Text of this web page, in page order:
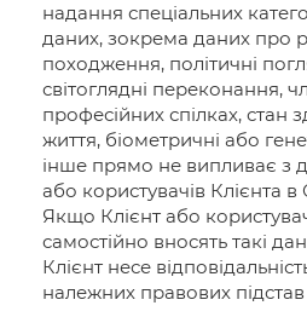
надання спеціальних
даних, зокрема даних про
походження, політичні
світоглядні переконання,
професійних спілках, стан
життя, біометричні або
інше прямо не випливає з
або користувачів Клієнта в
Якщо Клієнт або
самостійно вносять такі
Клієнт несе
належних правових